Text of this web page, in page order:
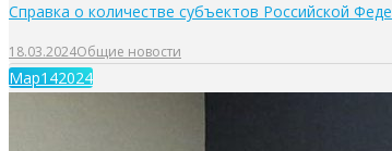
Справка о количестве субъектов Российской
18.03.2024Общие новости
Мар142024